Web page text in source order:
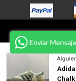
Chalk
Este sitio
sitio web,
Para más
Enviar Mensaje